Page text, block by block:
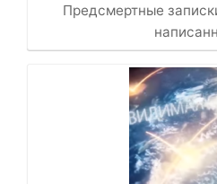
Предсмертные